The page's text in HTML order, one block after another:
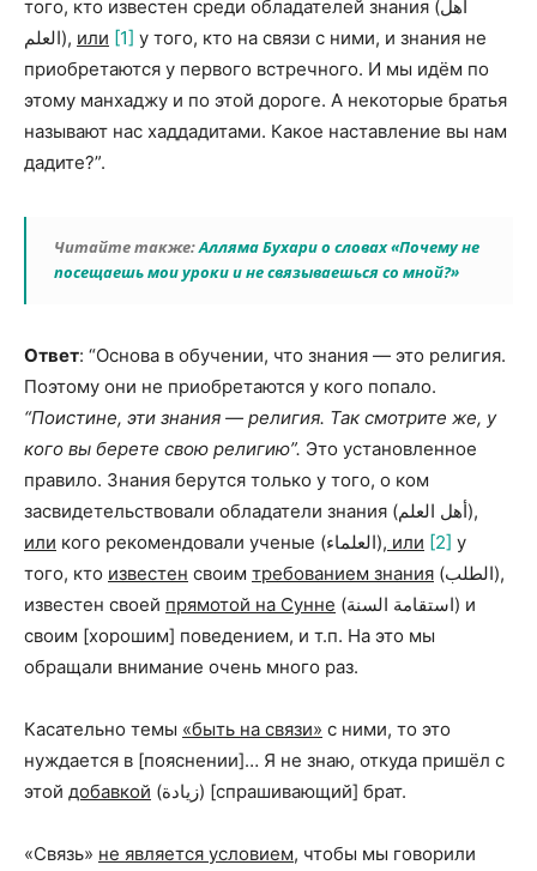
того, кто известен среди обладателей знания (أهل
العلم), или [1] у того, кто на связи с ними, и знания не
приобретаются у первого встречного. И мы идём по
этому манхаджу и по этой дороге. А некоторые братья
называют нас хаддадитами. Какое наставление вы нам
дадите?”.
Читайте также:Алляма Бухари о словах «Почему не
посещаешь мои уроки и не связываешься со мной?»
Ответ: “Основа в обучении, что знания — это религия.
Поэтому они не приобретаются у кого попало.
“Поистине, эти знания — религия. Так смотрите же, у
кого вы берете свою религию”. Это установленное
правило. Знания берутся только у того, о ком
засвидетельствовали обладатели знания (أهل العلم),
или
кого рекомендовали ученые (العلماء), или [2] у
того, кто известен своим требованием знания (الطلب),
известен своей прямотой на Сунне (استقامة السنة) и
своим [хорошим] поведением, и т.п. На это мы
обращали внимание очень много раз.
Касательно темы «быть на связи» с ними, то это
нуждается в [пояснении]… Я не знаю, откуда пришёл с
этой добавкой (زيادة) [спрашивающий] брат.
«Связь» не является условием, чтобы мы говорили